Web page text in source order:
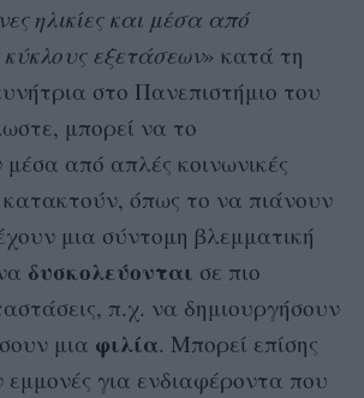
ηλικίες και μέσα από
εξετάσεων» κατά τη
στο Πανεπιστήμιο του
μπορεί να το
από απλές κοινωνικές
κατακτούν, όπως το να πιάνουν
μια σύντομη βλεμματική
δυσκολεύονται σε πιο
π.χ. να δημιουργήσουν
μια φιλία. Μπορεί επίσης
για ενδιαφέροντα που